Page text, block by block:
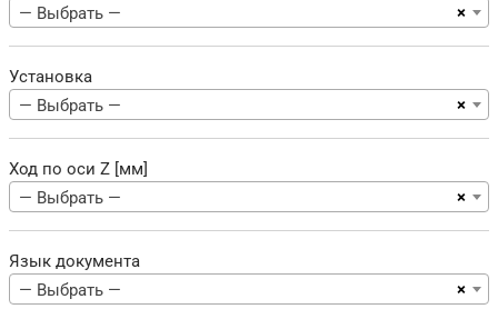
×
— Выбрать —
Установка
×
— Выбрать —
Ход по оси Z [мм]
×
— Выбрать —
Язык документа
×
— Выбрать —